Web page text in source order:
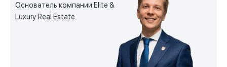
Основатель компании Elite &
Luxury Real Estate